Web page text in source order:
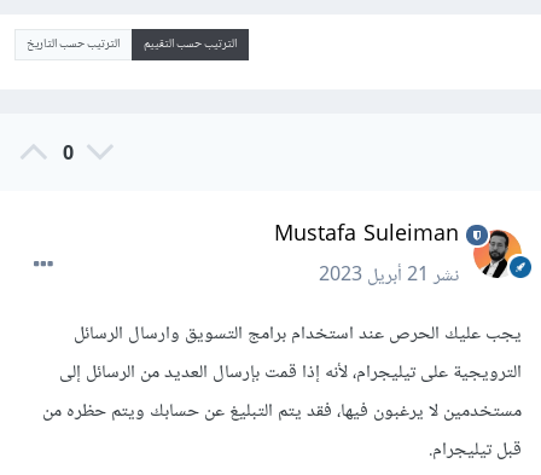
الترتيب حسب التقييم الترتيب حسب التاريخ
0
Mustafa Suleiman
نشر21 أبريل 2023
يجب عليك الحرص عند استخدام برامج التسويق وارسال الرسائل
الترويجية على تيليجرام، لأنه إذا قمت بإرسال العديد من الرسائل إلى
مستخدمين لا يرغبون فيها، فقد يتم التبليغ عن حسابك ويتم حظره من
قبل تيليجرام.